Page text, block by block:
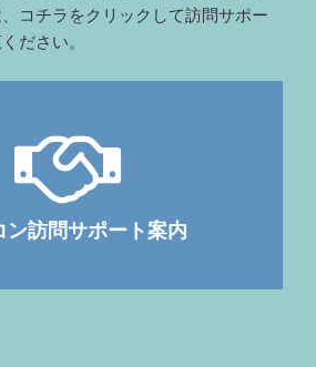
コチラをクリックして訪問サポー
ださい。
ン訪問サポート案内